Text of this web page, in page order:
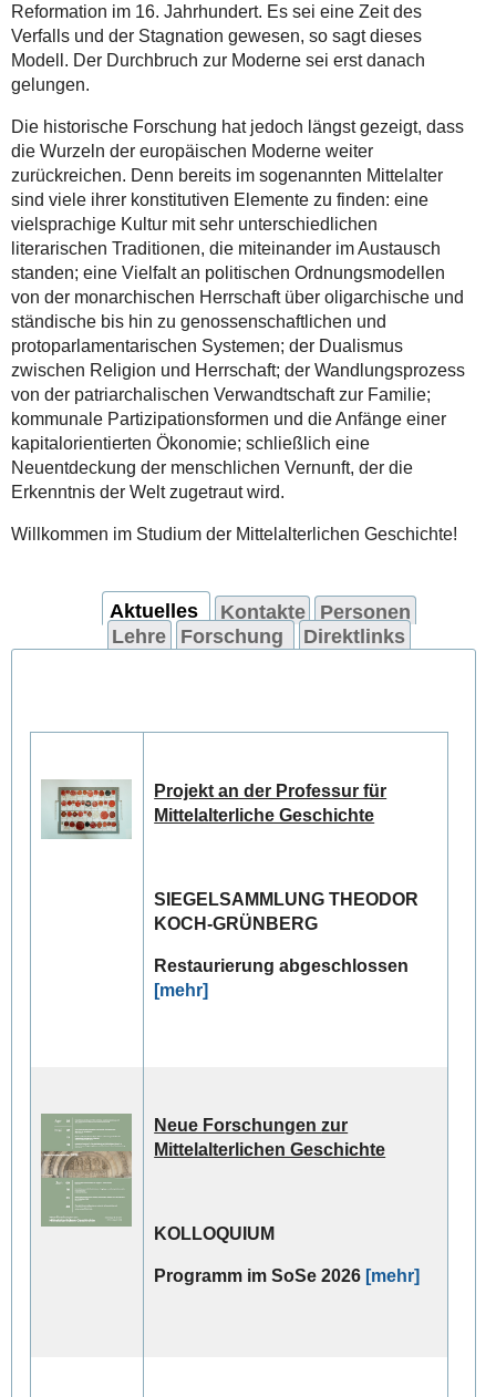
Reformation im 16. Jahrhundert. Es sei eine Zeit des
Verfalls und der Stagnation gewesen, so sagt dieses
Modell. Der Durchbruch zur Moderne sei erst danach
gelungen.
Die historische Forschung hat jedoch längst gezeigt, dass
die Wurzeln der europäischen Moderne weiter
zurückreichen. Denn bereits im sogenannten Mittelalter
sind viele ihrer konstitutiven Elemente zu finden: eine
vielsprachige Kultur mit sehr unterschiedlichen
literarischen Traditionen, die miteinander im Austausch
standen; eine Vielfalt an politischen Ordnungsmodellen
von der monarchischen Herrschaft über oligarchische und
ständische bis hin zu genossenschaftlichen und
protoparlamentarischen Systemen; der Dualismus
zwischen Religion und Herrschaft; der Wandlungsprozess
von der patriarchalischen Verwandtschaft zur Familie;
kommunale Partizipationsformen und die Anfänge einer
kapitalorientierten Ökonomie; schließlich eine
Neuentdeckung der menschlichen Vernunft, der die
Erkenntnis der Welt zugetraut wird.
Willkommen im Studium der Mittelalterlichen Geschichte!
Aktuelles Kontakte
Personen
Lehre
Forschung Direktlinks
Projekt an der Professur für
Mittelalterliche Geschichte
SIEGELSAMMLUNG THEODOR
KOCH-GRÜNBERG
Restaurierung abgeschlossen
[mehr]
Neue Forschungenzur
Mittelalterlichen Geschichte
KOLLOQUIUM
Programm im SoSe 2026 [mehr]